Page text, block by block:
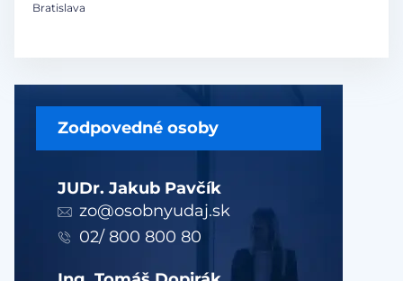
Zodpovedné osoby
JUDr. Jakub Pavčík
zo@osobnyudaj.sk
02/ 800 800 80
Bratislava